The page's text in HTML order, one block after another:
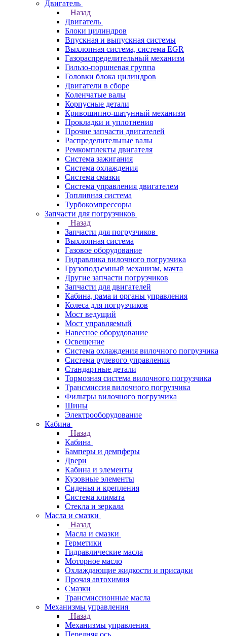
Двигатель
Назад
Двигатель
Блоки цилиндров
Впускная и выпускная системы
Выхлопная система, система EGR
Газораспределительный механизм
Гильзо-поршневая группа
Головки блока цилиндров
Двигатели в сборе
Коленчатые валы
Корпусные детали
Кривошипно-шатунный механизм
Прокладки и уплотнения
Прочие запчасти двигателей
Распределительные валы
Ремкомплекты двигателя
Система зажигания
Система охлаждения
Система смазки
Система управления двигателем
Топливная система
Турбокомпрессоры
Запчасти для погрузчиков
Назад
Запчасти для погрузчиков
Выхлопная система
Газовое оборудование
Гидравлика вилочного погрузчика
Грузоподъемный механизм, мачта
Другие запчасти погрузчиков
Запчасти для двигателей
Кабина, рама и органы управления
Колеса для погрузчиков
Мост ведущий
Мост управляемый
Навесное оборудование
Освещение
Система охлаждения вилочного погрузчика
Система рулевого управления
Стандартные детали
Тормозная система вилочного погрузчика
Трансмиссия вилочного погрузчика
Фильтры вилочного погрузчика
Шины
Электрооборудование
Кабина
Назад
Кабина
Бамперы и демпферы
Двери
Кабина и элементы
Кузовные элементы
Сиденья и крепления
Система климата
Стекла и зеркала
Масла и смазки
Назад
Масла и смазки
Герметики
Гидравлические масла
Моторное масло
Охлаждающие жидкости и присадки
Прочая автохимия
Смазки
Трансмиссионные масла
Механизмы управления
Назад
Механизмы управления
Передняя ось